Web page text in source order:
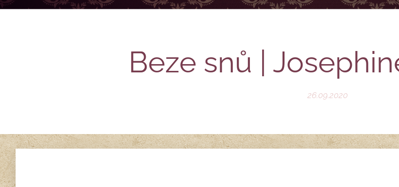
Beze snů |
26.09.2020